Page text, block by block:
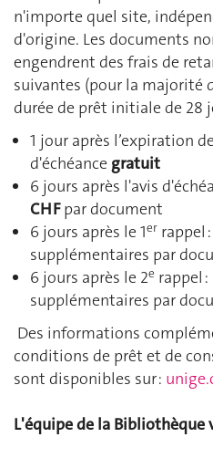
n'importe quel site,
d'origine. Les documents
engendrent des frais de
suivantes (pour la majorité
durée de prêt initiale de 28
1 jour après l’expiration
d'échéance gratuit
6 jours après l'avis
CHFpar document
6 jours après le 1er rappel
supplémentaires par
6 jours après le 2e rappel :
supplémentaires par
Des informations
conditions de prêt et de
sont disponibles sur :
L'équipe de la Bibliothèque